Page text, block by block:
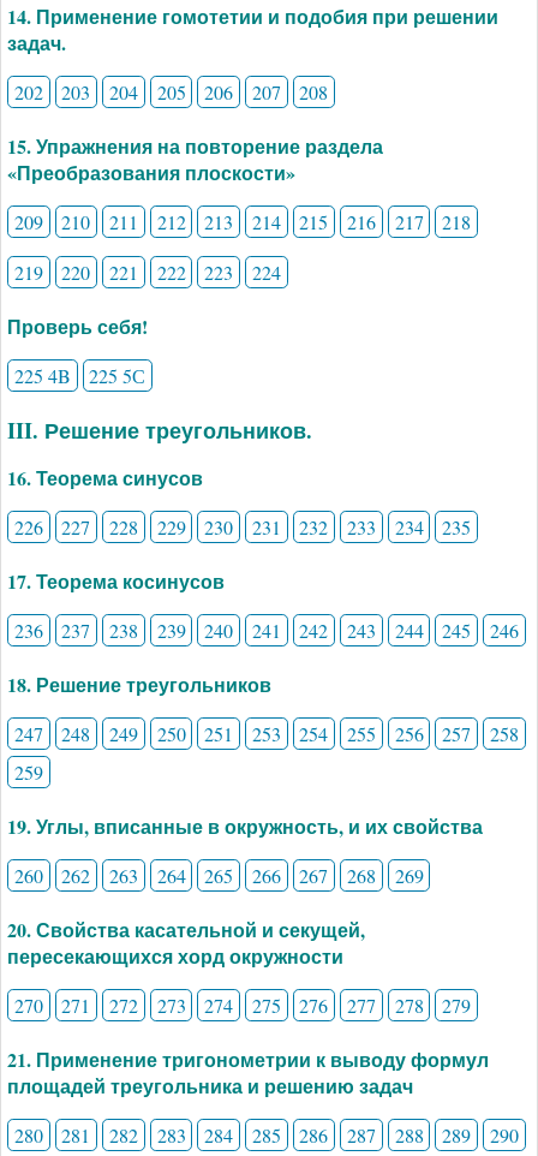
14. Применение гомотетии и подобия при решении
задач.
202 203 204 205 206 207 208
15. Упражнения на повторение раздела
«Преобразования плоскости»
209 210 211 212 213 214 215 216 217
218
219
220 221 222 223 224
Проверь себя!
225 4B 225 5С
III. Решение треугольников.
16. Теорема синусов
226 227 228 229 230 231 232 233 234 235
17. Теорема косинусов
236 237 238 239 240 241 242 243 244 245 246
18. Решение треугольников
247 248 249 250 251 253 254 255 256 257
258
259
19. Углы, вписанные в окружность, и их свойства
260 262 263 264 265 266 267 268 269
20. Свойства касательной и секущей,
пересекающихся хорд окружности
270 271 272 273 274 275 276 277 278 279
21. Применение тригонометрии к выводу формул
площадей треугольника и решению задач
280 281 282 283 284 285 286 287 288 289
290